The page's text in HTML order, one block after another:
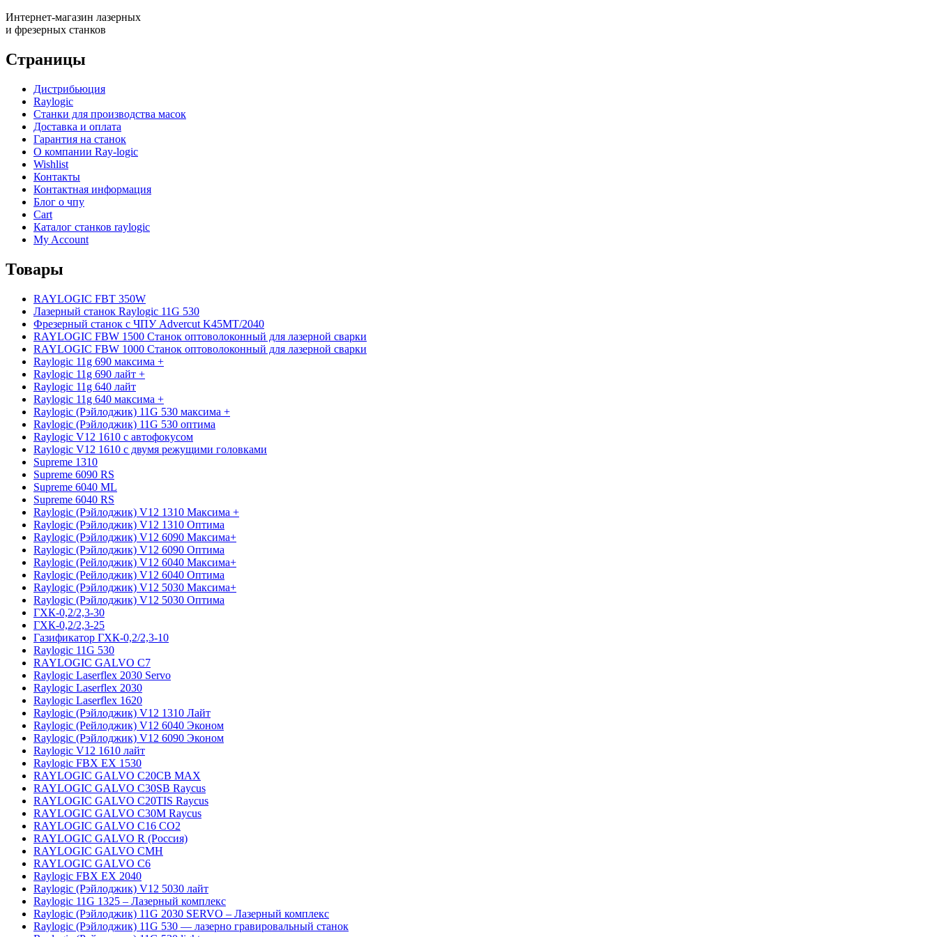
Интернет-магазин лазерных
и фрезерных станков
Страницы
Дистрибьюция
Raylogic
Станки для производства масок
Доставка и оплата
Гарантия на станок
О компании Ray-logic
Wishlist
Контакты
Контактная информация
Блог о чпу
Cart
Каталог станков raylogic
My Account
Товары
RAYLOGIC FBT 350W
Лазерный станок Raylogic 11G 530
Фрезерный станок с ЧПУ Advercut K45MT/2040
RAYLOGIC FBW 1500 Станок оптоволоконный для лазерной сварки
RAYLOGIC FBW 1000 Станок оптоволоконный для лазерной сварки
Raylogic 11g 690 максима +
Raylogic 11g 690 лайт +
Raylogic 11g 640 лайт
Raylogic 11g 640 максима +
Raylogic (Рэйлоджик) 11G 530 максима +
Raylogic (Рэйлоджик) 11G 530 оптима
Raylogic V12 1610 с автофокусом
Raylogic V12 1610 с двумя режущими головками
Supreme 1310
Supreme 6090 RS
Supreme 6040 ML
Supreme 6040 RS
Raylogic (Рэйлоджик) V12 1310 Максима +
Raylogic (Рэйлоджик) V12 1310 Оптима
Raylogic (Рэйлоджик) V12 6090 Максима+
Raylogic (Рэйлоджик) V12 6090 Оптима
Raylogic (Рейлоджик) V12 6040 Максима+
Raylogic (Рейлоджик) V12 6040 Оптима
Raylogic (Рэйлоджик) V12 5030 Максима+
Raylogic (Рэйлоджик) V12 5030 Оптима
ГХК-0,2/2,3-30
ГХК-0,2/2,3-25
Газификатор ГХК-0,2/2,3-10
Raylogic 11G 530
RAYLOGIC GALVO С7
Raylogic Laserflex 2030 Servo
Raylogic Laserflex 2030
Raylogic Laserflex 1620
Raylogic (Рэйлоджик) V12 1310 Лайт
Raylogic (Рейлоджик) V12 6040 Эконом
Raylogic (Рэйлоджик) V12 6090 Эконом
Raylogic V12 1610 лайт
Raylogic FBX EX 1530
RAYLOGIC GALVO С20CB MAX
RAYLOGIC GALVO С30SB Raycus
RAYLOGIC GALVO C20TIS Raycus
RAYLOGIC GALVO С30M Raycus
RAYLOGIC GALVO С16 CO2
RAYLOGIC GALVO R (Россия)
RAYLOGIC GALVO CMH
RAYLOGIC GALVO С6
Raylogic FBX EX 2040
Raylogic (Рэйлоджик) V12 5030 лайт
Raylogic 11G 1325 – Лазерный комплекс
Raylogic (Рэйлоджик) 11G 2030 SERVO – Лазерный комплекс
Raylogic (Рэйлоджик) 11G 530 — лазерно гравировальный станок